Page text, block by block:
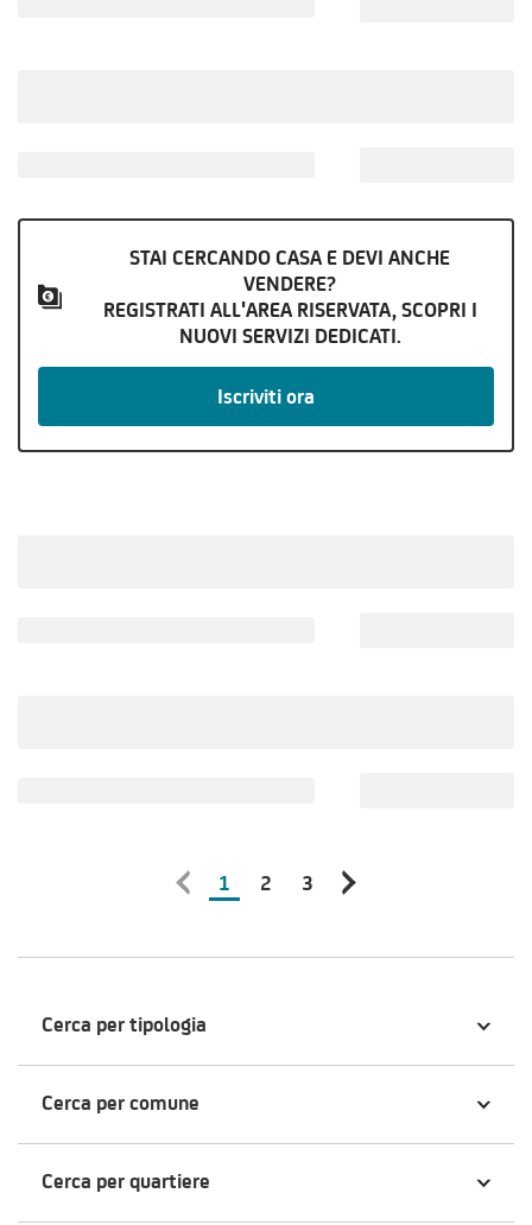
STAI CERCANDO CASA E DEVI ANCHE
VENDERE?
REGISTRATI ALL'AREA RISERVATA, SCOPRI I
NUOVI SERVIZI DEDICATI.
Iscriviti ora
1 2 3
Cerca per tipologia
Cerca per comune
Cerca per quartiere